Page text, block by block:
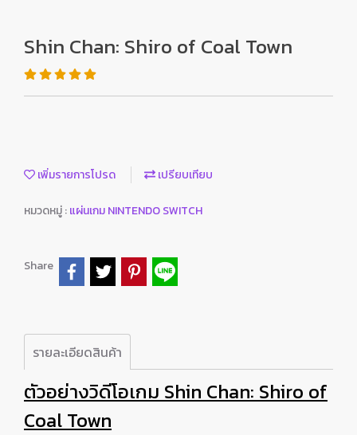
Shin Chan: Shiro of Coal Town
เพิ่มรายการโปรด เปรียบเทียบ
หมวดหมู่ :แผ่นเกม NINTENDO SWITCH
Share
รายละเอียดสินค้า
ตัวอย่างวิดีโอเกม Shin Chan: Shiro of
Coal Town